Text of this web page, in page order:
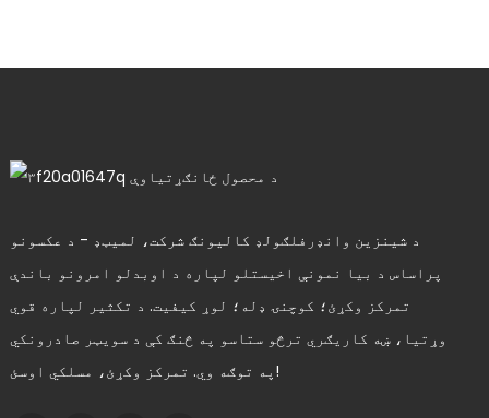
د شینزین وانډرفلګولډ کالیونګ شرکت، لمیټډ - د عکسونو
پراساس د بیا نمونې اخیستلو لپاره د اوبدلو امرونو باندې
تمرکز وکړئ؛ کوچنۍ ډله؛ لوړ کیفیت. د تکثیر لپاره قوي
وړتیا، ښه کاریګري ترڅو ستاسو په څنګ کې د سویټر صادرونکي
په توګه وي. تمرکز وکړئ، مسلکي اوسئ!